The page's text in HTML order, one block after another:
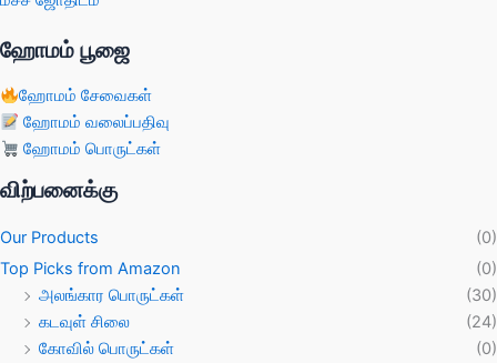
ஹோமம் பூஜை
ஹோமம் சேவைகள்
ஹோமம் வலைப்பதிவு
ஹோமம் பொருட்கள்
விற்பனைக்கு
Our Products
(0)
Top Picks from Amazon
(0)
அலங்கார பொருட்கள்
(30)
கடவுள் சிலை
(24)
கோவில் பொருட்கள்
(0)